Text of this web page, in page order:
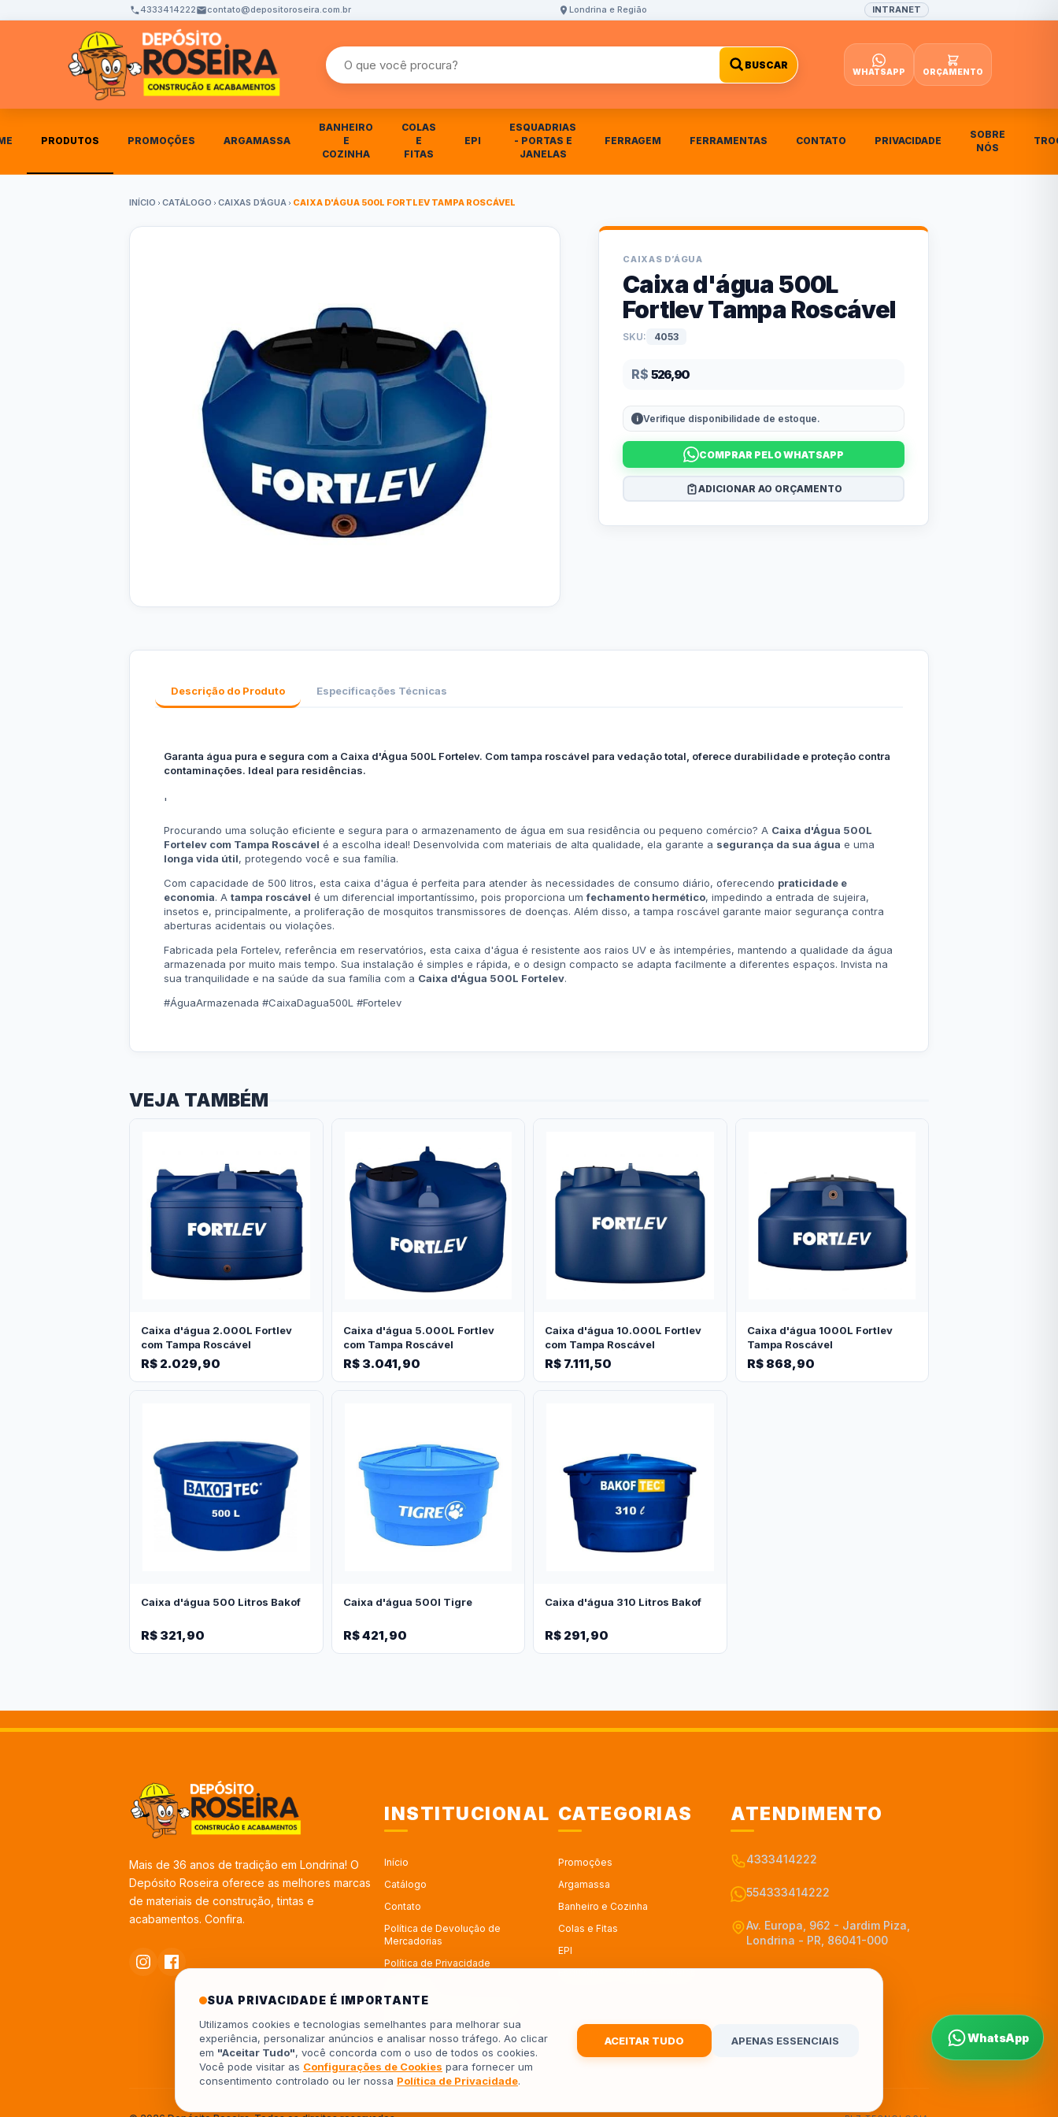
4333414222 contato@depositoroseira.com.br Londrina e Região INTRANET
Buscar produtos
BUSCAR
WHATSAPP ORÇAMENTO
PRODUTOS PROMOÇÕES ARGAMASSA
BANHEIRO
E
COZINHA
COLAS
E
FITAS
EPI
ESQUADRIAS
- PORTAS E
JANELAS
FERRAGEM FERRAMENTAS CONTATO PRIVACIDADE
SOBRE
NÓS
INÍCIO CATÁLOGO CAIXAS D’ÁGUA CAIXA D'ÁGUA 500L FORTLEV TAMPA ROSCÁVEL
CAIXAS D’ÁGUA
Caixa d'água 500L
Fortlev Tampa Roscável
SKU: 4053
R$ 526,90
Verifique disponibilidade de estoque.
COMPRAR PELO WHATSAPP
ADICIONAR AO ORÇAMENTO
Descrição do Produto Especificações Técnicas
Garanta água pura e segura com a Caixa d'Água 500L Fortelev. Com tampa roscável para vedação total, oferece durabilidade e proteção contra
contaminações. Ideal para residências.
'
Procurando uma solução eficiente e segura para o armazenamento de água em sua residência ou pequeno comércio? A Caixa d'Água 500L
Fortelev com Tampa Roscável é a escolha ideal! Desenvolvida com materiais de alta qualidade, ela garante a segurança da sua água e uma
longa vida útil, protegendo você e sua família.
Com capacidade de 500 litros, esta caixa d'água é perfeita para atender às necessidades de consumo diário, oferecendo praticidade e
economia. A tampa roscável é um diferencial importantíssimo, pois proporciona umfechamento hermético, impedindo a entrada de sujeira,
insetos e, principalmente, a proliferação de mosquitos transmissores de doenças. Além disso, a tampa roscável garante maior segurança contra
aberturas acidentais ou violações.
Fabricada pela Fortelev, referência em reservatórios, esta caixa d'água é resistente aos raios UV e às intempéries, mantendo a qualidade da água
armazenada por muito mais tempo. Sua instalação é simples e rápida, e o design compacto se adapta facilmente a diferentes espaços. Invista na
sua tranquilidade e na saúde da sua família com a Caixa d'Água 500L Fortelev.
#ÁguaArmazenada #CaixaDagua500L #Fortelev
VEJA TAMBÉM
Caixa d'água 2.000L Fortlev
com Tampa Roscável
R$ 2.029,90
Caixa d'água 5.000L Fortlev
com Tampa Roscável
R$ 3.041,90
Caixa d'água 10.000L Fortlev
com Tampa Roscável
R$ 7.111,50
Caixa d'água 1000L Fortlev
Tampa Roscável
R$ 868,90
Caixa d'água 500 Litros Bakof
R$ 321,90
Caixa d'água 500l Tigre
R$ 421,90
Caixa d'água 310 Litros Bakof
R$ 291,90
Mais de 36 anos de tradição em Londrina! O
Depósito Roseira oferece as melhores marcas
de materiais de construção, tintas e
acabamentos. Confira.
INSTITUCIONAL
Início
Catálogo
Contato
Política de Devolução de
Mercadorias
Política de Privacidade
Trabalhe no Depósito Roseira
Trocas
CATEGORIAS
Promoções
Argamassa
Banheiro e Cozinha
Colas e Fitas
EPI
Esquadrias - Portas e Janelas
ATENDIMENTO
4333414222
554333414222
Av. Europa, 962 - Jardim Piza,
Londrina - PR, 86041-000
SUA PRIVACIDADE É IMPORTANTE
Utilizamos cookies e tecnologias semelhantes para melhorar sua
experiência, personalizar anúncios e analisar nosso tráfego. Ao clicar
em "Aceitar Tudo", você concorda com o uso de todos os cookies.
Você pode visitar as Configurações de Cookies para fornecer um
consentimento controlado ou ler nossa Política de Privacidade.
ACEITAR TUDO APENAS ESSENCIAIS WhatsApp